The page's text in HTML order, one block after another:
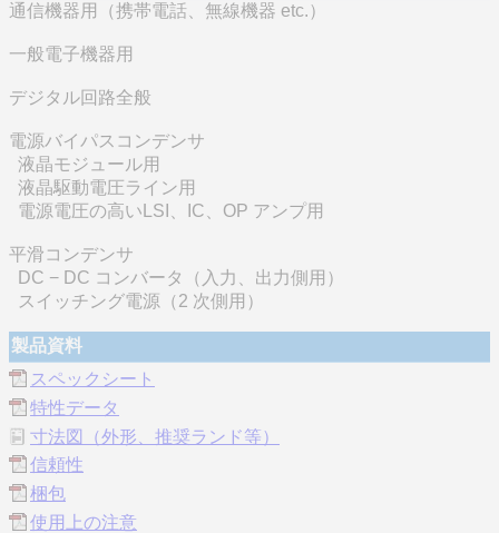
通信機器用（携帯電話、無線機器 etc.）
一般電子機器用
デジタル回路全般
電源バイパスコンデンサ
液晶モジュール用
液晶駆動電圧ライン用
電源電圧の高いLSI、IC、OP アンプ用
平滑コンデンサ
DC − DC コンバータ（入力、出力側用）
スイッチング電源（2 次側用）
製品資料
スペックシート
特性データ
寸法図（外形、推奨ランド等）
信頼性
梱包
使用上の注意